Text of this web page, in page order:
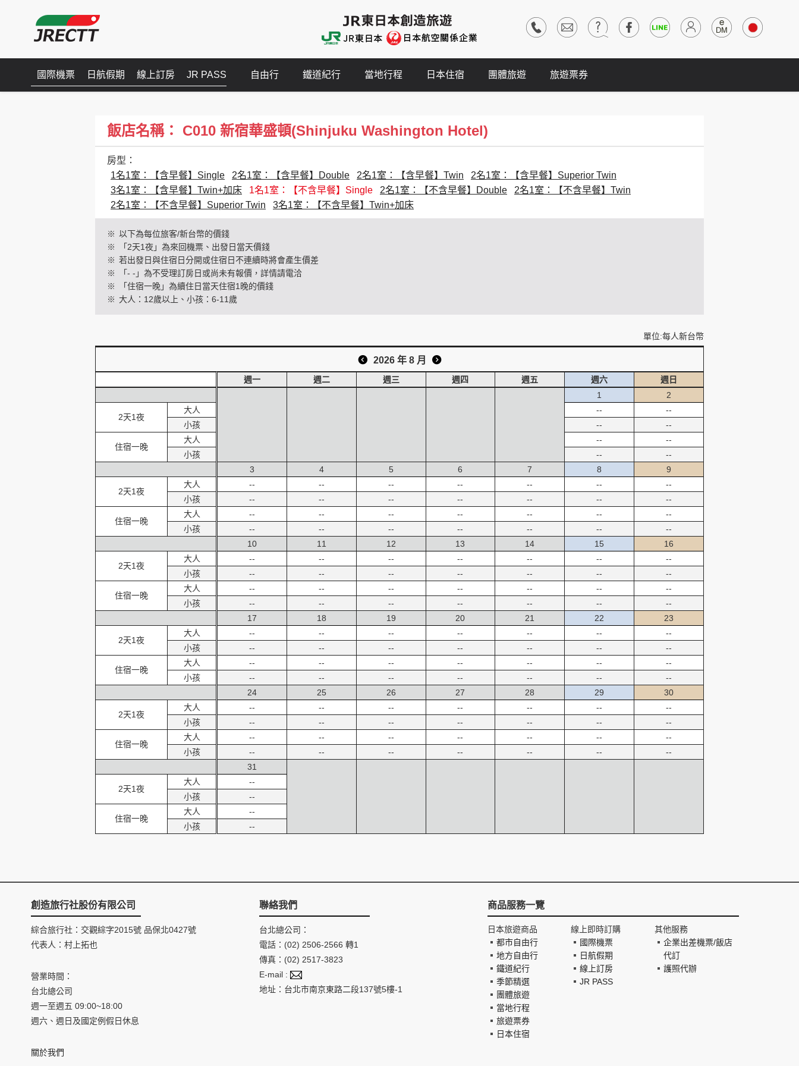
國際機票 日航假期 線上訂房 JR PASS 自由行 鐵道紀行 當地行程 日本住宿 團體旅遊 旅遊票券
飯店名稱： C010 新宿華盛頓(Shinjuku Washington Hotel)
房型：
1名1室：【含早餐】Single
2名1室：【含早餐】Double 2名1室：【含早餐】Twin
2名1室：【含早餐】Superior Twin
3名1室：【含早餐】Twin+加床
1名1室：【不含早餐】Single 2名1室：【不含早餐】Double
2名1室：【不含早餐】Twin
2名1室：【不含早餐】Superior Twin
3名1室：【不含早餐】Twin+加床
※ 以下為每位旅客/新台幣的價錢
※
「2天1夜」為來回機票、出發日當天價錢
※ 若出發日與住宿日分開或住宿日不連續時將會產生價差
※
「- -」為不受理訂房日或尚未有報價，詳情請電洽
※
「住宿一晚」為續住日當天住宿1晚的價錢
※ 大人：12歲以上、小孩：6-11歲
單位:每人新台幣
2026 年 8 月
2天1夜
大人
小孩
住宿一晚
大人
小孩
2天1夜
大人
小孩
住宿一晚
大人
小孩
2天1夜
大人
小孩
住宿一晚
大人
小孩
2天1夜
大人
小孩
住宿一晚
大人
小孩
2天1夜
大人
小孩
住宿一晚
大人
小孩
2天1夜
大人
小孩
住宿一晚
大人
小孩
週一 週二 週三 週四 週五 週六
週日
1
--
--
--
--
2
--
--
--
--
3
--
--
--
--
4
--
--
--
--
5
--
--
--
--
6
--
--
--
--
7
--
--
--
--
8
--
--
--
--
9
--
--
--
--
10
--
--
--
--
11
--
--
--
--
12
--
--
--
--
13
--
--
--
--
14
--
--
--
--
15
--
--
--
--
16
--
--
--
--
17
--
--
--
--
18
--
--
--
--
19
--
--
--
--
20
--
--
--
--
21
--
--
--
--
22
--
--
--
--
23
--
--
--
--
24
--
--
--
--
25
--
--
--
--
26
--
--
--
--
27
--
--
--
--
28
--
--
--
--
29
--
--
--
--
30
--
--
--
--
31
--
--
--
--
創造旅行社股份有限公司
綜合旅行社：交觀綜字2015號 品保北0427號
代表人：村上拓也
營業時間：
台北總公司
週一至週五 09:00~18:00
週六、週日及國定例假日休息
關於我們
聯絡我們
台北總公司：
電話：(02) 2506-2566 轉1
傳真：(02) 2517-3823
E-mail :
地址：台北市南京東路二段137號5樓-1
商品服務一覽
日本旅遊商品
都市自由行
地方自由行
鐵道紀行
季節精選
團體旅遊
當地行程
旅遊票券
日本住宿
線上即時訂購
國際機票
日航假期
線上訂房
JR PASS
其他服務
企業出差機票/飯店
代訂
護照代辦